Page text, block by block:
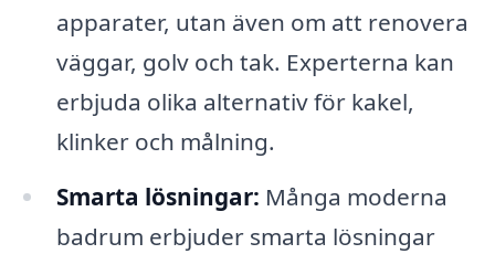
apparater, utan även om att renovera
väggar, golv och tak. Experterna kan
erbjuda olika alternativ för kakel,
klinker och målning.
Smarta lösningar: Många moderna
badrum erbjuder smarta lösningar